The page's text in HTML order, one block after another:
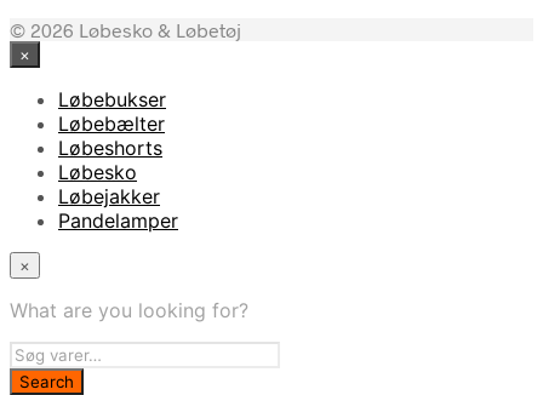
© 2026 Løbesko & Løbetøj
×
Løbebukser
Løbebælter
Løbeshorts
Løbesko
Løbejakker
Pandelamper
×
What are you looking for?